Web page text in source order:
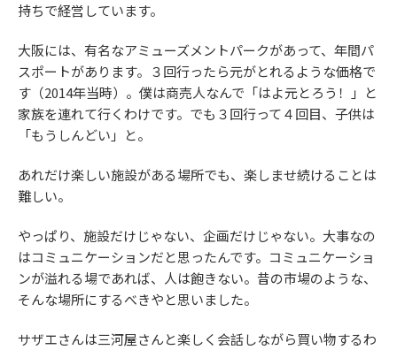
持ちで経営しています。
大阪には、有名なアミューズメントパークがあって、年間パ
スポートがあります。３回行ったら元がとれるような価格で
す（2014年当時）。僕は商売人なんで「はよ元とろう！」と
家族を連れて行くわけです。でも３回行って４回目、子供は
「もうしんどい」と。
あれだけ楽しい施設がある場所でも、楽しませ続けることは
難しい。
やっぱり、施設だけじゃない、企画だけじゃない。大事なの
はコミュニケーションだと思ったんです。コミュニケーショ
ンが溢れる場であれば、人は飽きない。昔の市場のような、
そんな場所にするべきやと思いました。
サザエさんは三河屋さんと楽しく会話しながら買い物するわ